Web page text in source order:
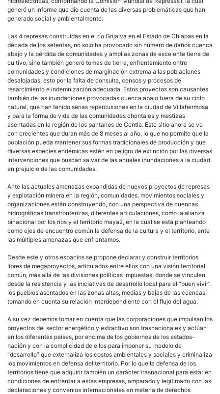
generó un informe que dio cuenta de las diversas problemáticas que han
generado social y ambientalmente.
Las 4 represas construidas en el río Grijalva en el Estado de Chiapas en la
década de los setentas, no solo ha provocado sin número de daños cuenca
abajo y la pérdida de comunidades y amplias zonas de excelente tierra de
cultivo, sino también generó tomas de tierra, enfrentamiento entre
comunidades y condiciones de marginación extrema a las poblaciones
desalojadas, esto por la falta de consulta, censos y procesos de
resarcimiento e indemnización adecuada. Estos proyectos son causantes
también de las inundaciones provocadas cuenca abajo fuera de su ciclo
natural, que han tenido serias repercusiones en la ciudad de Villahermosa
y para la forma de vida de las comunidades chontales y mestizas
asentadas en la región de los pantanos de Centla. Este sitio ahora se ve
con crecientes que duran más de 8 meses al año, lo que no permite que la
población pueda mantener sus formas tradicionales de producción y que
diversas especies endémicas estén en peligro de extinción por las diversas
intervenciones que buscan salvar de las anuales inundaciones a la ciudad,
en prejuicio de las comunidades.
Ante las actuales amenazas expandidas de nuevos proyectos de represas
y explotación minera en la región, comunidades, movimientos sociales y
organizaciones están construyendo, con una perspectiva de cuencas
hidrográficas transfronterizas, diferentes articulaciones, como la alianza
binacional por los ríos y el territorio maya2, en la cual se está planteando
como ejes de encuentro común la defensa de la cultura y el territorio, ante
las múltiples amenazas que enfrentamos.
Desde este y otros espacios se propone declarar y construir territorios
libres de megaproyectos, articulados entre ellos con una visión territorial
común, más allá de las divisiones políticas impuestas, donde se vinculen
desde la resistencia y las iniciativas de desarrollo local para el “buen vivir”,
los pueblos asentados en las zonas altas, medias y bajas de las cuencas,
tomando en cuenta su relación interdependiente con el flujo del agua.
A su vez debemos tomar en cuenta que las corporaciones que impulsan los
proyectos del sector energético y extractivo son trasnacionales y actúan
en los diferentes países, por encima de los gobiernos de los estados-
nación y con la complicidad de ellos para imponer su modelo de
“desarrollo” que externaliza los costos ambientales y sociales y criminaliza
los movimientos en defensa del territorio. Por lo que la defensa de los
territorios tiene que adquirir también un carácter trasnacional para estar en
condiciones de enfrentar a estas empresas, amparado y legitimado con las
declaraciones y convenios internacionales en materia de derechos